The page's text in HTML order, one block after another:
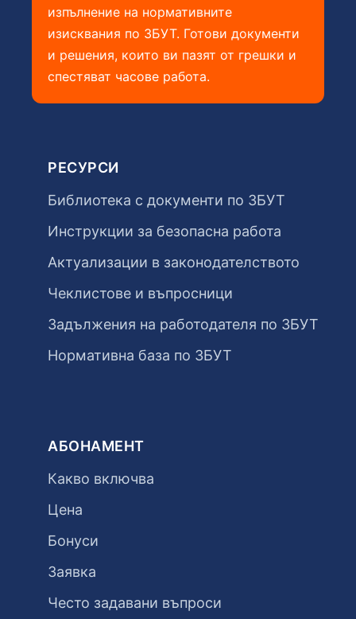
изпълнение на нормативните
изисквания по ЗБУТ. Готови документи
и решения, които ви пазят от грешки и
спестяват часове работа.
РЕСУРСИ
Библиотека с документи по ЗБУТ
Инструкции за безопасна работа
Актуализации в законодателството
Чеклистове и въпросници
Задължения на работодателя по ЗБУТ
Нормативна база по ЗБУТ
АБОНАМЕНТ
Какво включва
Цена
Бонуси
Заявка
Често задавани въпроси